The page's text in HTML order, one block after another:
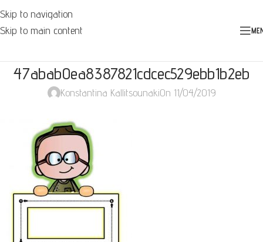
Skip to navigation
Skip to main content
47abab0ea8387821cdcec529ebb1b2eb
Konstantina KallitsounakiOn 11/04/2019